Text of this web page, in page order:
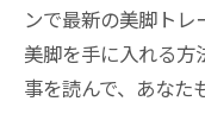
ンで最新の美脚ト
美脚を手に入れる方
事を読んで、あなた